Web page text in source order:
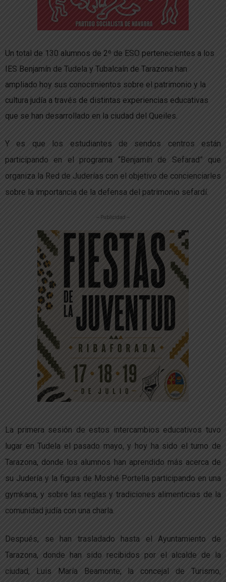
Un total de 130 alumnos de 2º de ESO pertenecientes a los
IES Benjamín de Tudela y Tubalcaín de Tarazona han
ampliado hoy sus conocimientos sobre el patrimonio y la
cultura judía a través de distintas experiencias educativas
que se han desarrollado en la ciudad del Queiles.
Y es que los estudiantes de sendos centros están
participando en el programa “Benjamín de Sefarad” que
organiza la Red de Juderías con el objetivo de concienciarles
sobre la importancia de la defensa del patrimonio sefardí.
-- Publicidad --
La primera sesión de estos intercambios educativos tuvo
lugar en Tudela el pasado mayo, y hoy ha sido el turno de
Tarazona, donde los alumnos han aprendido más acerca de
su Judería y la figura de Moshé Portella participando en una
gymkana, y sobre las reglas y tradiciones alimenticias de la
comunidad judía con una charla.
Después, se han trasladado hasta el Ayuntamiento de
Tarazona, donde han sido recibidos por el alcalde de la
ciudad, Luis María Beamonte; la concejal de Turismo,